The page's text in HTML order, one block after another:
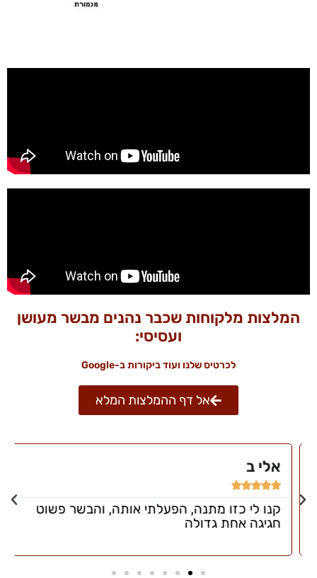
המלצות מלקוחות שכבר נהנים מבשר מעושן
ועסיסי:
לכרטיס שלנו ועוד ביקורות ב-Google
אל דף ההמלצות המלא
אלי ב




קנו לי כזו מתנה, הפעלתי אותה, והבשר פשוט
חגיגה אחת גדולה